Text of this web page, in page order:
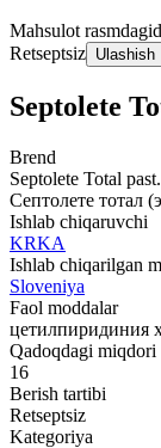
Mahsulot
Retseptsiz Ulashish
Septolete
Brend
Septolete Total
Септолете тотал
Ishlab chiqaruvchi
KRKA
Ishlab chiqarilgan
Sloveniya
Faol moddalar
цетилпиридиния
Qadoqdagi miqdori
16
Berish tartibi
Retseptsiz
Kategoriya